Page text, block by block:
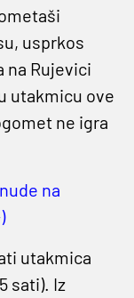
usprkos
na Rujevici
utakmicu ove
ne igra
na
utakmica
sati). Iz